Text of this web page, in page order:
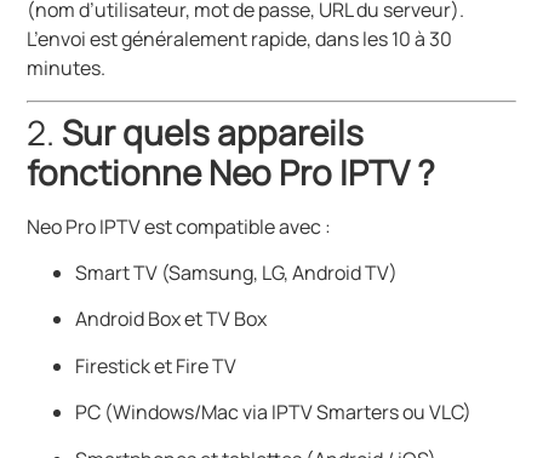
(nom d’utilisateur, mot de passe, URL du serveur).
L’envoi est généralement rapide, dans les 10 à 30
minutes.
2. Sur quels appareils
fonctionne Neo Pro IPTV ?
Neo Pro IPTV est compatible avec :
Smart TV (Samsung, LG, Android TV)
Android Box et TV Box
Firestick et Fire TV
PC (Windows/Mac via IPTV Smarters ou VLC)